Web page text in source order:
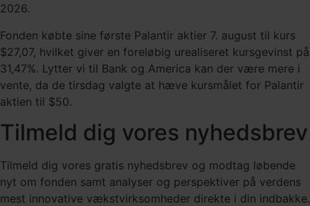
2026.
Fonden købte sine første Palantir aktier 7. august til kurs
$27,07, hvilket giver en foreløbig urealiseret kursgevinst på
31,47%. Lytter vi til Bank og America kan der være mere i
vente, da de tirsdag valgte at hæve kursmålet for Palantir
aktien til $50.
Tilmeld dig vores nyhedsbrev
Tilmeld dig vores gratis nyhedsbrev og modtag løbende
nyt om fonden samt analyser og perspektiver på verdens
mest innovative vækstvirksomheder direkte i din indbakke.